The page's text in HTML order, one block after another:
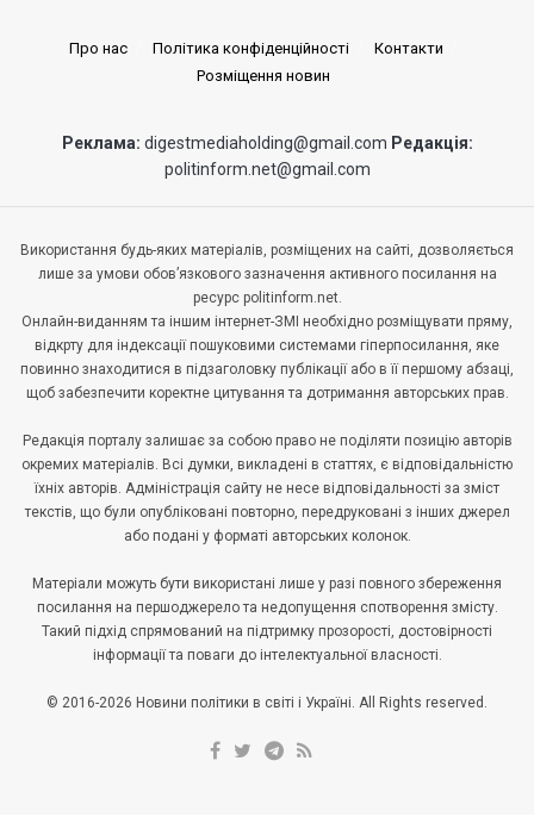
Про нас Політика конфіденційності
Контакти
Розміщення новин
Реклама: digestmediaholding@gmail.com Редакція:
politinform.net@gmail.com
Використання будь-яких матеріалів, розміщених на сайті, дозволяється
лише за умови обов’язкового зазначення активного посилання на
ресурс politinform.net.
Онлайн-виданням та іншим інтернет-ЗМІ необхідно розміщувати пряму,
відкрту для індексації пошуковими системами гіперпосилання, яке
повинно знаходитися в підзаголовку публікації або в її першому абзаці,
щоб забезпечити коректне цитування та дотримання авторських прав.
Редакція порталу залишає за собою право не поділяти позицію авторів
окремих матеріалів. Всі думки, викладені в статтях, є відповідальністю
їхніх авторів. Адміністрація сайту не несе відповідальності за зміст
текстів, що були опубліковані повторно, передруковані з інших джерел
або подані у форматі авторських колонок.
Матеріали можуть бути використані лише у разі повного збереження
посилання на першоджерело та недопущення спотворення змісту.
Такий підхід спрямований на підтримку прозорості, достовірності
інформації та поваги до інтелектуальної власності.
© 2016-2026 Новини політики в світі і Україні. All Rights reserved.